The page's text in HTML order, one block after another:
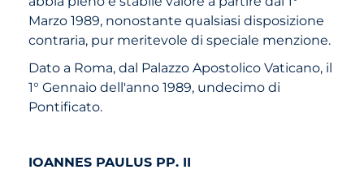
Marzo 1989, nonostante qualsiasi disposizione
contraria, pur meritevole di speciale menzione.
Dato a Roma, dal Palazzo Apostolico Vaticano, il
1° Gennaio dell'anno 1989, undecimo di
Pontificato.
IOANNES PAULUS PP. II